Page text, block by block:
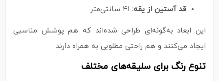
قد آستین از یقه:
این ابعاد به‌گونه‌ای طراحی شده‌اند که هم پوشش مناسبی
ایجاد می‌کنند و هم راحتی مطلوبی به همراه دارند.
تنوع رنگ برای سلیقه‌های مختلف